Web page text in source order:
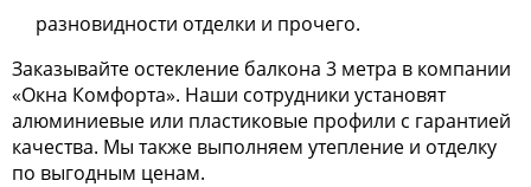
разновидности отделки и прочего.
Заказывайте остекление балкона 3 метра в компании
«Окна Комфорта». Наши сотрудники установят
алюминиевые или пластиковые профили с гарантией
качества. Мы также выполняем утепление и отделку
по выгодным ценам.